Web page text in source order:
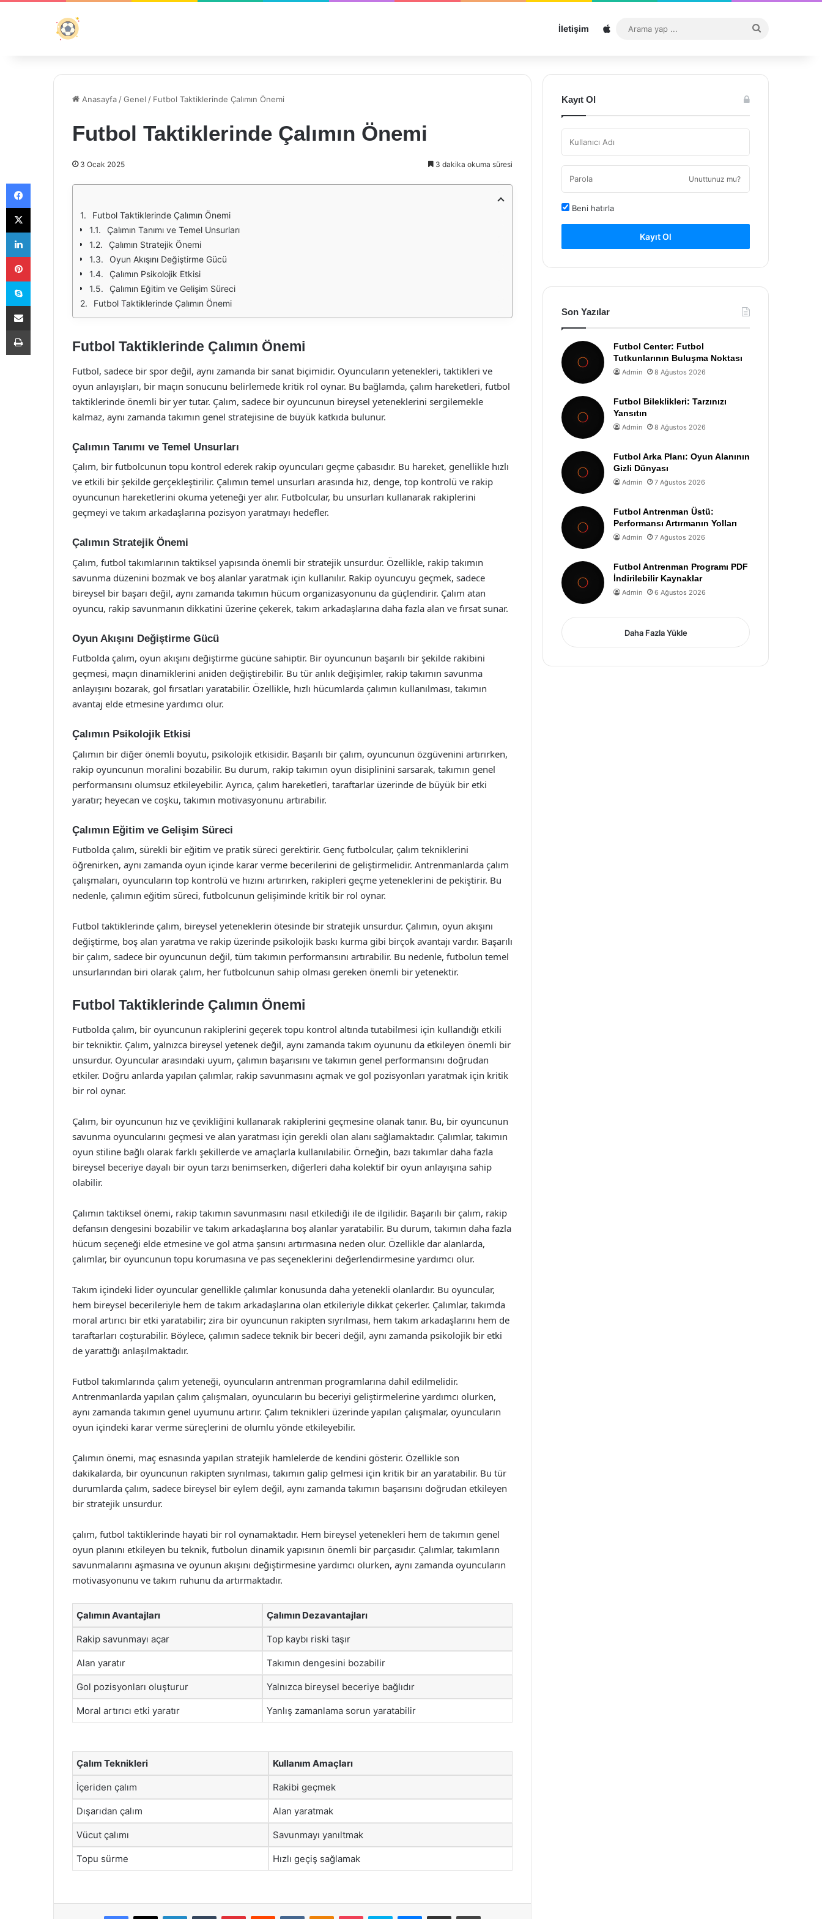
İletişim Sitemap
...
Anasayfa /Genel / Futbol Taktiklerinde Çalımın Önemi
Futbol Taktiklerinde Çalımın Önemi
3 Ocak 2025 3 dakika okuma süresi
Futbol Taktiklerinde Çalımın Önemi
Çalımın Tanımı ve Temel Unsurları
Çalımın Stratejik Önemi
Oyun Akışını Değiştirme Gücü
Çalımın Psikolojik Etkisi
Çalımın Eğitim ve Gelişim Süreci
Futbol Taktiklerinde Çalımın Önemi
Futbol Taktiklerinde Çalımın Önemi
Futbol, sadece bir spor değil, aynı zamanda bir sanat biçimidir. Oyuncuların yetenekleri, taktikleri ve
oyun anlayışları, bir maçın sonucunu belirlemede kritik rol oynar. Bu bağlamda, çalım hareketleri, futbol
taktiklerinde önemli bir yer tutar. Çalım, sadece bir oyuncunun bireysel yeteneklerini sergilemekle
kalmaz, aynı zamanda takımın genel stratejisine de büyük katkıda bulunur.
Çalımın Tanımı ve Temel Unsurları
Çalım, bir futbolcunun topu kontrol ederek rakip oyuncuları geçme çabasıdır. Bu hareket, genellikle hızlı
ve etkili bir şekilde gerçekleştirilir. Çalımın temel unsurları arasında hız, denge, top kontrolü ve rakip
oyuncunun hareketlerini okuma yeteneği yer alır. Futbolcular, bu unsurları kullanarak rakiplerini
geçmeyi ve takım arkadaşlarına pozisyon yaratmayı hedefler.
Çalımın Stratejik Önemi
Çalım, futbol takımlarının taktiksel yapısında önemli bir stratejik unsurdur. Özellikle, rakip takımın
savunma düzenini bozmak ve boş alanlar yaratmak için kullanılır. Rakip oyuncuyu geçmek, sadece
bireysel bir başarı değil, aynı zamanda takımın hücum organizasyonunu da güçlendirir. Çalım atan
oyuncu, rakip savunmanın dikkatini üzerine çekerek, takım arkadaşlarına daha fazla alan ve fırsat sunar.
Oyun Akışını Değiştirme Gücü
Futbolda çalım, oyun akışını değiştirme gücüne sahiptir. Bir oyuncunun başarılı bir şekilde rakibini
geçmesi, maçın dinamiklerini aniden değiştirebilir. Bu tür anlık değişimler, rakip takımın savunma
anlayışını bozarak, gol fırsatları yaratabilir. Özellikle, hızlı hücumlarda çalımın kullanılması, takımın
avantaj elde etmesine yardımcı olur.
Çalımın Psikolojik Etkisi
Çalımın bir diğer önemli boyutu, psikolojik etkisidir. Başarılı bir çalım, oyuncunun özgüvenini artırırken,
rakip oyuncunun moralini bozabilir. Bu durum, rakip takımın oyun disiplinini sarsarak, takımın genel
performansını olumsuz etkileyebilir. Ayrıca, çalım hareketleri, taraftarlar üzerinde de büyük bir etki
yaratır; heyecan ve coşku, takımın motivasyonunu artırabilir.
Çalımın Eğitim ve Gelişim Süreci
Futbolda çalım, sürekli bir eğitim ve pratik süreci gerektirir. Genç futbolcular, çalım tekniklerini
öğrenirken, aynı zamanda oyun içinde karar verme becerilerini de geliştirmelidir. Antrenmanlarda çalım
çalışmaları, oyuncuların top kontrolü ve hızını artırırken, rakipleri geçme yeteneklerini de pekiştirir. Bu
nedenle, çalımın eğitim süreci, futbolcunun gelişiminde kritik bir rol oynar.
Futbol taktiklerinde çalım, bireysel yeteneklerin ötesinde bir stratejik unsurdur. Çalımın, oyun akışını
değiştirme, boş alan yaratma ve rakip üzerinde psikolojik baskı kurma gibi birçok avantajı vardır. Başarılı
bir çalım, sadece bir oyuncunun değil, tüm takımın performansını artırabilir. Bu nedenle, futbolun temel
unsurlarından biri olarak çalım, her futbolcunun sahip olması gereken önemli bir yetenektir.
Futbol Taktiklerinde Çalımın Önemi
Futbolda çalım, bir oyuncunun rakiplerini geçerek topu kontrol altında tutabilmesi için kullandığı etkili
bir tekniktir. Çalım, yalnızca bireysel yetenek değil, aynı zamanda takım oyununu da etkileyen önemli bir
unsurdur. Oyuncular arasındaki uyum, çalımın başarısını ve takımın genel performansını doğrudan
etkiler. Doğru anlarda yapılan çalımlar, rakip savunmasını açmak ve gol pozisyonları yaratmak için kritik
bir rol oynar.
Çalım, bir oyuncunun hız ve çevikliğini kullanarak rakiplerini geçmesine olanak tanır. Bu, bir oyuncunun
savunma oyuncularını geçmesi ve alan yaratması için gerekli olan alanı sağlamaktadır. Çalımlar, takımın
oyun stiline bağlı olarak farklı şekillerde ve amaçlarla kullanılabilir. Örneğin, bazı takımlar daha fazla
bireysel beceriye dayalı bir oyun tarzı benimserken, diğerleri daha kolektif bir oyun anlayışına sahip
olabilir.
Çalımın taktiksel önemi, rakip takımın savunmasını nasıl etkilediği ile de ilgilidir. Başarılı bir çalım, rakip
defansın dengesini bozabilir ve takım arkadaşlarına boş alanlar yaratabilir. Bu durum, takımın daha fazla
hücum seçeneği elde etmesine ve gol atma şansını artırmasına neden olur. Özellikle dar alanlarda,
çalımlar, bir oyuncunun topu korumasına ve pas seçeneklerini değerlendirmesine yardımcı olur.
Takım içindeki lider oyuncular genellikle çalımlar konusunda daha yetenekli olanlardır. Bu oyuncular,
hem bireysel becerileriyle hem de takım arkadaşlarına olan etkileriyle dikkat çekerler. Çalımlar, takımda
moral artırıcı bir etki yaratabilir; zira bir oyuncunun rakipten sıyrılması, hem takım arkadaşlarını hem de
taraftarları coşturabilir. Böylece, çalımın sadece teknik bir beceri değil, aynı zamanda psikolojik bir etki
de yarattığı anlaşılmaktadır.
Futbol takımlarında çalım yeteneği, oyuncuların antrenman programlarına dahil edilmelidir.
Antrenmanlarda yapılan çalım çalışmaları, oyuncuların bu beceriyi geliştirmelerine yardımcı olurken,
aynı zamanda takımın genel uyumunu artırır. Çalım teknikleri üzerinde yapılan çalışmalar, oyuncuların
oyun içindeki karar verme süreçlerini de olumlu yönde etkileyebilir.
Çalımın önemi, maç esnasında yapılan stratejik hamlelerde de kendini gösterir. Özellikle son
dakikalarda, bir oyuncunun rakipten sıyrılması, takımın galip gelmesi için kritik bir an yaratabilir. Bu tür
durumlarda çalım, sadece bireysel bir eylem değil, aynı zamanda takımın başarısını doğrudan etkileyen
bir stratejik unsurdur.
çalım, futbol taktiklerinde hayati bir rol oynamaktadır. Hem bireysel yetenekleri hem de takımın genel
oyun planını etkileyen bu teknik, futbolun dinamik yapısının önemli bir parçasıdır. Çalımlar, takımların
savunmalarını aşmasına ve oyunun akışını değiştirmesine yardımcı olurken, aynı zamanda oyuncuların
motivasyonunu ve takım ruhunu da artırmaktadır.
Çalımın Avantajları Çalımın Dezavantajları
Rakip savunmayı açar Top kaybı riski taşır
Alan yaratır Takımın dengesini bozabilir
Gol pozisyonları oluşturur Yalnızca bireysel beceriye bağlıdır
Moral artırıcı etki yaratır Yanlış zamanlama sorun yaratabilir
Çalım Teknikleri Kullanım Amaçları
İçeriden çalım Rakibi geçmek
Dışarıdan çalım Alan yaratmak
Vücut çalımı Savunmayı yanıltmak
Topu sürme Hızlı geçiş sağlamak
Facebook
X LinkedInTumblr PinterestReddit VKontakteOdnoklassniki
Pocket Skype Messenger
E-Posta ile paylaş Yazdır
Kayıt Ol
Unuttunuz mu?
Beni hatırla
Kayıt Ol
Son Yazılar
Futbol Center: Futbol
Tutkunlarının Buluşma Noktası
Admin 8 Ağustos 2026
Futbol Bileklikleri: Tarzınızı
Yansıtın
Admin 8 Ağustos 2026
Futbol Arka Planı: Oyun Alanının
Gizli Dünyası
Admin 7 Ağustos 2026
Futbol Antrenman Üstü:
Performansı Artırmanın Yolları
Admin 7 Ağustos 2026
Futbol Antrenman Programı PDF
İndirilebilir Kaynaklar
Admin 6 Ağustos 2026
Daha Fazla Yükle
Facebook
X
LinkedIn
Pinterest
Skype
E-Posta ile paylaş